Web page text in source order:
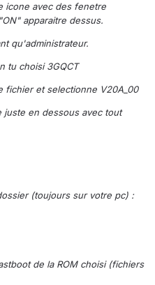
icone avec des fenetre
apparaitre dessus.
qu'administrateur.
tu choisi 3GQCT
et selectionne V20A_00
en dessous avec tout
(toujours sur votre pc) :
de la ROM choisi (fichiers